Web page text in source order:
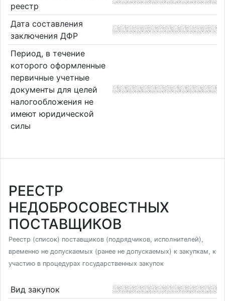
реестр
Дата составления
заключения ДФР
Период, в течение
которого оформленные
первичные учетные
документы для целей
налогообложения не
имеют юридической
силы
РЕЕСТР
НЕДОБРОСОВЕСТНЫХ
ПОСТАВЩИКОВ
Реестр (список) поставщиков (подрядчиков, исполнителей),
временно не допускаемых (ранее не допускаемых) к закупкам, к
участию в процедурах государственных закупок
Вид закупок